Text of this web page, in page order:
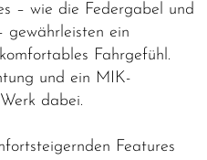
– wie die Federgabel und
gewährleisten ein
Fahrgefühl.
und ein MIK-
dabei.
Features